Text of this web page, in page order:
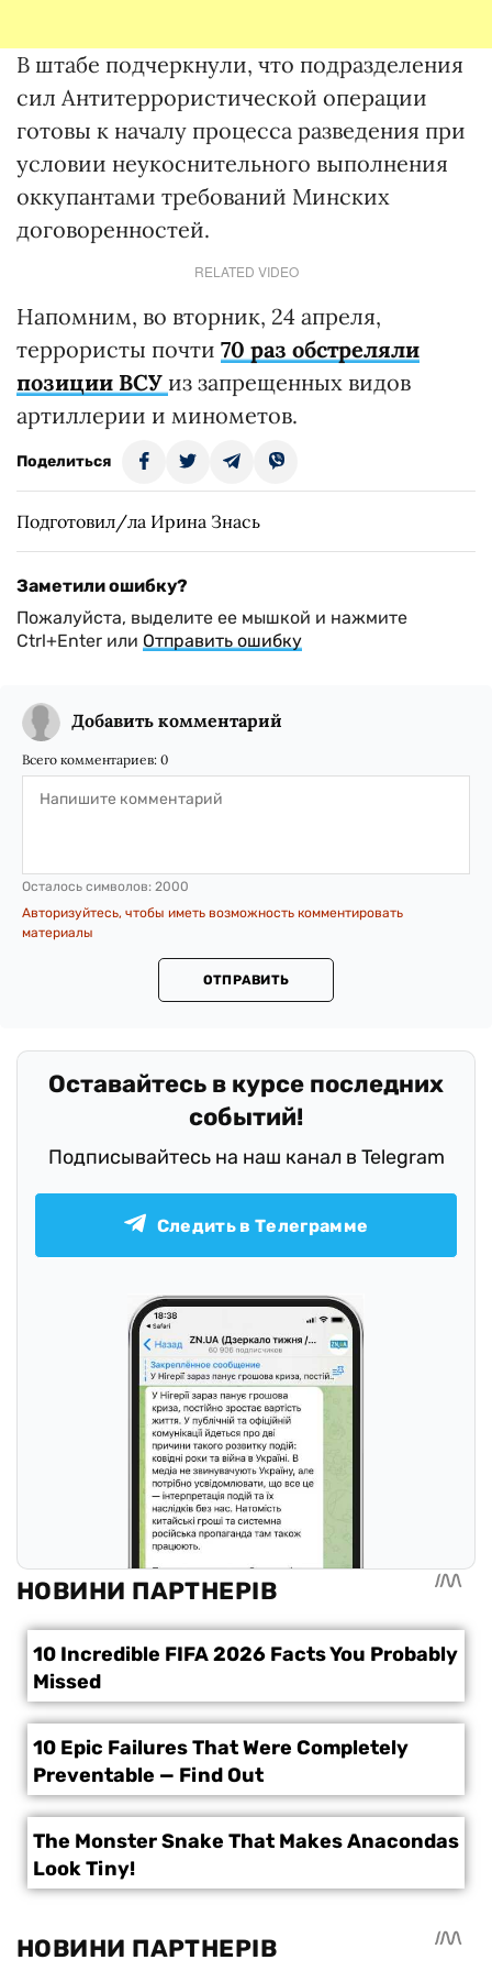
В штабе подчеркнули, что подразделения
сил Антитеррористической операции
готовы к началу процесса разведения при
условии неукоснительного выполнения
оккупантами требований Минских
договоренностей.
RELATED VIDEO
Напомним, во вторник, 24 апреля,
террористы почти 70 раз обстреляли
позиции ВСУ из запрещенных видов
артиллерии и минометов.
Поделиться
Подготовил/ла Ирина Знась
Заметили ошибку?
Пожалуйста, выделите ее мышкой и нажмите
Ctrl+Enter или Отправить ошибку
Добавить комментарий
Всего комментариев: 0
Осталось символов: 2000
Авторизуйтесь, чтобы иметь возможность комментировать
материалы
ОТПРАВИТЬ
Оставайтесь в курсе последних
событий!
Подписывайтесь на наш канал в Telegram
Следить в Телеграмме